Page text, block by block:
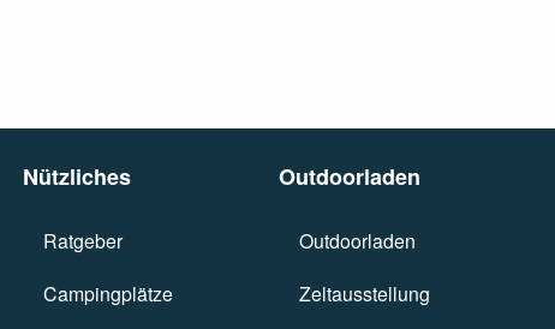
Nützliches
Camping-Ratgeber
Ratgeber
Campingplätze
Campingplätze
Outdoorladen
Anfahrt Outdoorladen
Outdoorladen
Zeltausstellung
Zeltausstellung